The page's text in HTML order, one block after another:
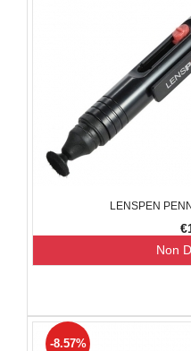
LENSPEN
Non
-8.57%